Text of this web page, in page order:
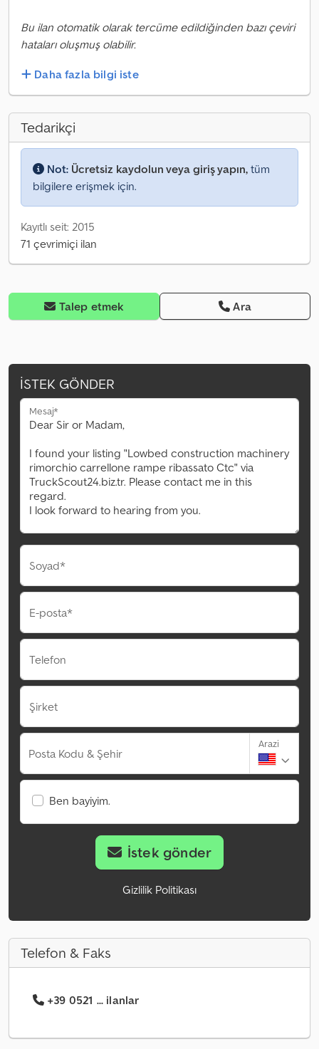
Bu ilan otomatik olarak tercüme edildiğinden bazı çeviri
hataları oluşmuş olabilir.
Daha fazla bilgi iste
Tedarikçi
Not: Ücretsiz kaydolun veya giriş yapın, tüm
bilgilere erişmek için.
Kayıtlı seit: 2015
71 çevrimiçi ilan
Talep etmek Ara
İSTEK GÖNDER
Mesaj*
Soyad*
E-posta*
Telefon
Şirket
Posta Kodu & Şehir
Arazi
Ben bayiyim.
İstek gönder
Gizlilik Politikası
Telefon & Faks
+39 0521 ... ilanlar